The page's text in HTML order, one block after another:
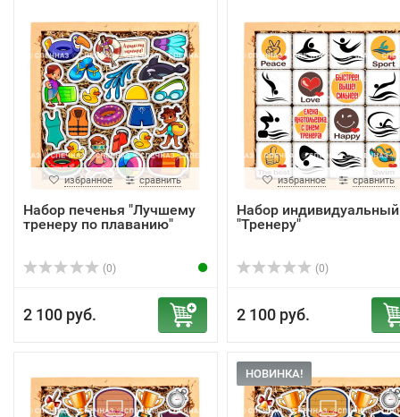
избранное сравнить
Набор печенья "Лучшему
тренеру по плаванию"
(0)
2 100 руб.
избранное сравнить
Набор индивидуальный
"Тренеру"
(0)
2 100 руб.
НОВИНКА!